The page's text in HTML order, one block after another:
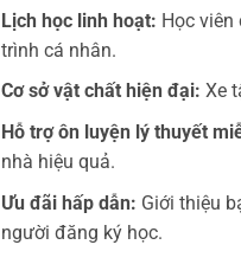
Lịch học linh hoạt: Học
trình cá nhân.
Cơ sở vật chất hiện đại: Xe
Hỗ trợ ôn luyện lý thuyết
nhà hiệu quả.
Ưu đãi hấp dẫn: Giới thiệu
người đăng ký học.